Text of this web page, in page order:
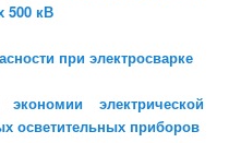
500 кВ
при электросварке
электрической
осветительных приборов